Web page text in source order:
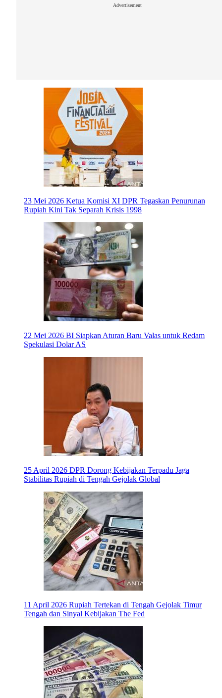
Advertisement
23 Mei 2026 Ketua Komisi XI DPR Tegaskan Penurunan
Rupiah Kini Tak Separah Krisis 1998
22 Mei 2026 BI Siapkan Aturan Baru Valas untuk Redam
Spekulasi Dolar AS
25 April 2026 DPR Dorong Kebijakan Terpadu Jaga
Stabilitas Rupiah di Tengah Gejolak Global
11 April 2026 Rupiah Tertekan di Tengah Gejolak Timur
Tengah dan Sinyal Kebijakan The Fed